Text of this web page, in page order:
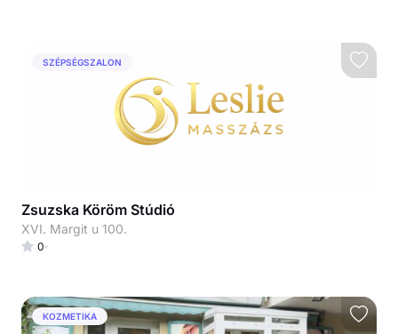
SZÉPSÉGSZALON
Zsuzska Köröm Stúdió
XVI. Margit u 100.
0
KOZMETIKA